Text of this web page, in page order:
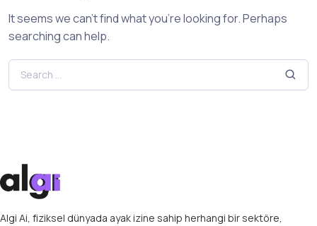
It seems we can’t find what you’re looking for. Perhaps
searching can help.
Algi Ai, fiziksel dünyada ayak izine sahip herhangi bir sektöre,